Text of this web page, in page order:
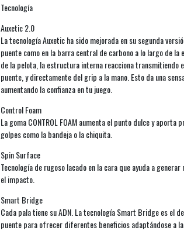
Tecnología
Auxetic 2.0
La tecnología Auxetic ha sido mejorada en su segunda
puente como en la barra central de carbono a lo largo de
de la pelota, la estructura interna reacciona transmitiendo
puente, y directamente del grip a la mano. Esto da una
aumentando la confianza en tu juego.
Control Foam
La goma CONTROL FOAM aumenta el punto dulce y aporta
golpes como la bandeja o la chiquita.
Spin Surface
Tecnología de rugoso lacado en la cara que ayuda a
el impacto.
Smart Bridge
Cada pala tiene su ADN. La tecnología Smart Bridge es el
puente para ofrecer diferentes beneficios adaptándose a